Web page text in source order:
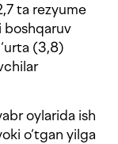
ta rezyume
boshqaruv
(3,8)
oylarida ish
o‘tgan yilga